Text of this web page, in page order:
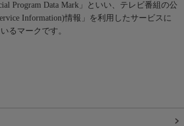
Program Data Mark」といい、テレビ番組の公
Information)情報」を利用したサービスに
るマークです。